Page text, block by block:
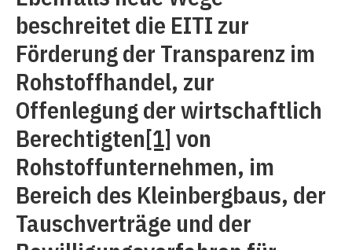
beschreitet die EITI zur
Förderung der Transparenz im
Rohstoffhandel, zur
Offenlegung der wirtschaftlich
Berechtigten[1] von
Rohstoffunternehmen, im
Bereich des Kleinbergbaus, der
Tauschverträge und der